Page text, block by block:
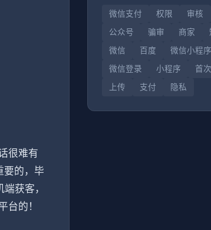
很难有
要的，毕
获客，
台的！
微信支付 权限 审核
公众号
骗审 商家
微信
百度 微信小程序
微信登录
小程序 首次
上传
支付 隐私